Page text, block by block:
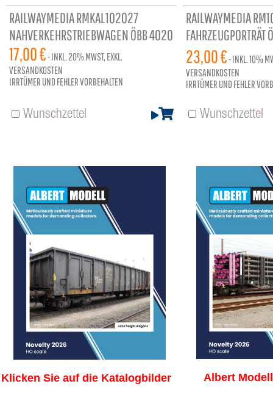
RAILWAYMEDIA RMKAL102027
NAHVERKEHRSTRIEBWAGEN ÖBB 4020
17,00 €- INKL. 20% MWST, EXKL.
VERSANDKOSTEN
IRRTÜMER UND FEHLER VORBEHALTEN
Wunschzettel
RAILWAYMEDIA
96 SEITEN
23,00 €- INKL.10%
VERSANDKOSTEN
IRRTÜMER UND FEHLER
Wunschzettel
Klicken Sie auf die Katalogbilder Albert